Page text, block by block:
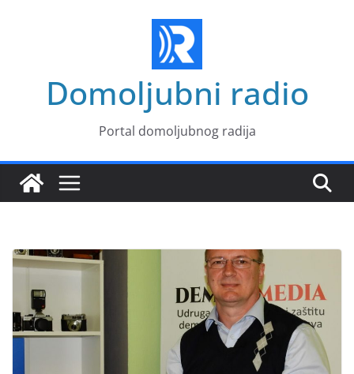
Domoljubni radio
Portal domoljubnog radija